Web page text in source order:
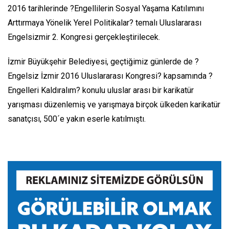
2016 tarihlerinde ?Engellilerin Sosyal Yaşama Katılımını
Arttırmaya Yönelik Yerel Politikalar? temalı Uluslararası
Engelsizmir 2. Kongresi gerçekleştirilecek.
İzmir Büyükşehir Belediyesi, geçtiğimiz günlerde de ?
Engelsiz İzmir 2016 Uluslararası Kongresi? kapsamında ?
Engelleri Kaldıralım? konulu uluslar arası bir karikatür
yarışması düzenlemiş ve yarışmaya birçok ülkeden karikatür
sanatçısı, 500´e yakın eserle katılmıştı.